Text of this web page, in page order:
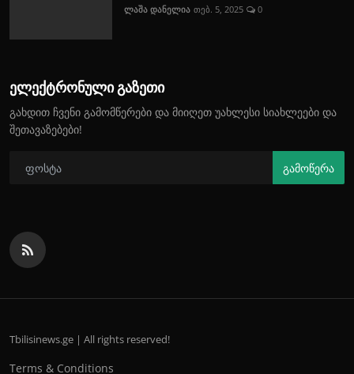
ლაშა დანელია თებ. 5, 2025 0
ელექტრონული გაზეთი
გახდით ჩვენი გამომწერები და მიიღეთ უახლესი სიახლეები და
შეთავაზებები!
გამოწერა
Tbilisinews.ge | All rights reserved!
Terms & Conditions